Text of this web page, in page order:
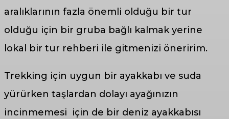
aralıklarının fazla önemli olduğu bir tur
olduğu için bir gruba bağlı kalmak yerine
lokal bir tur rehberi ile gitmenizi öneririm.
Trekking için uygun bir ayakkabı ve suda
yürürken taşlardan dolayı ayağınızın
incinmemesi için de bir deniz ayakkabısı